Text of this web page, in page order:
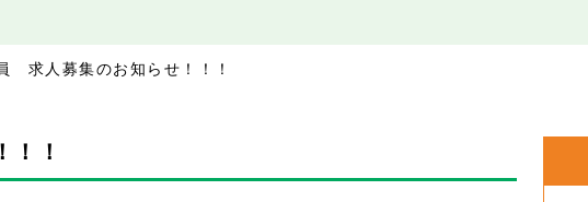
求人募集のお知らせ！！！
！